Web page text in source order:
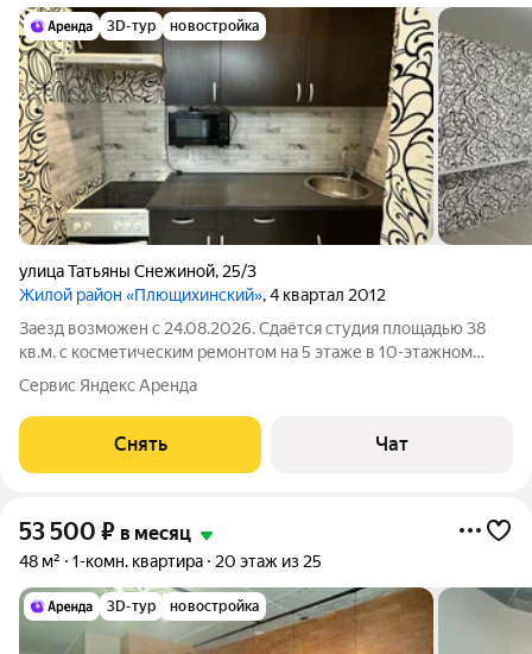
3D-тур новостройка
улица Татьяны Снежиной, 25/3
Жилой район «Плющихинский», 4 квартал 2012
Заезд возможен с 24.08.2026. Сдаётся студия площадью 38
кв.м. с косметическим ремонтом на 5 этаже в 10-этажном
доме на срок от 11 месяцев. Из техники есть: Духовой шкаф
Стиральная машина Холодильник Дом - панельный, окна
выходят во двор. В
Сервис Яндекс Аренда
Снять Чат
53 500 ₽ в месяц
48 м² 1-комн. квартира 20 этаж из 25
3D-тур новостройка